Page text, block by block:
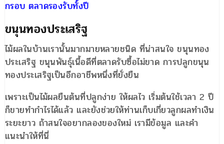
กรอบ ตลาดรองรับทั้งปี
ขนุนทองประเสริฐ
ไม้ผลในบ้านเรานั้นมากมายหลายชนิด ที่น่าสนใจ ขนุนทอง
ประเสริฐ ขนุนพันธุ์เนื้อดีที่ตลาดรับซื้อไม่ขาด การปลูกขนุน
ทองประเสริฐเป็นอีกอาชีพหนึ่งที่ยั่งยืน
เพราะเป็นไม้ผลยืนต้นที่ปลูกง่าย ให้ผลไว เริ่มต้นใช้เวลา 2 ปี
ก็ขายทำกำไรได้แล้ว และยังช่วยให้ท่านเก็บเกี่ยวลูกผลทำเงิน
ระยะยาว ถ้าสนใจอยากลองของใหม่ เรามีข้อมูล และคำ
แนะนำให้ที่นี่